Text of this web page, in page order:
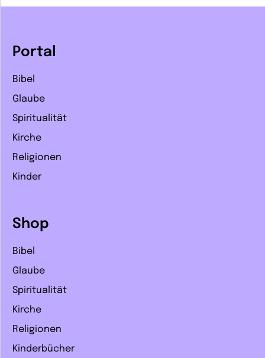
Portal
Bibel
Glaube
Spiritualität
Kirche
Religionen
Kinder
Shop
Bibel
Glaube
Spiritualität
Kirche
Religionen
Kinderbücher